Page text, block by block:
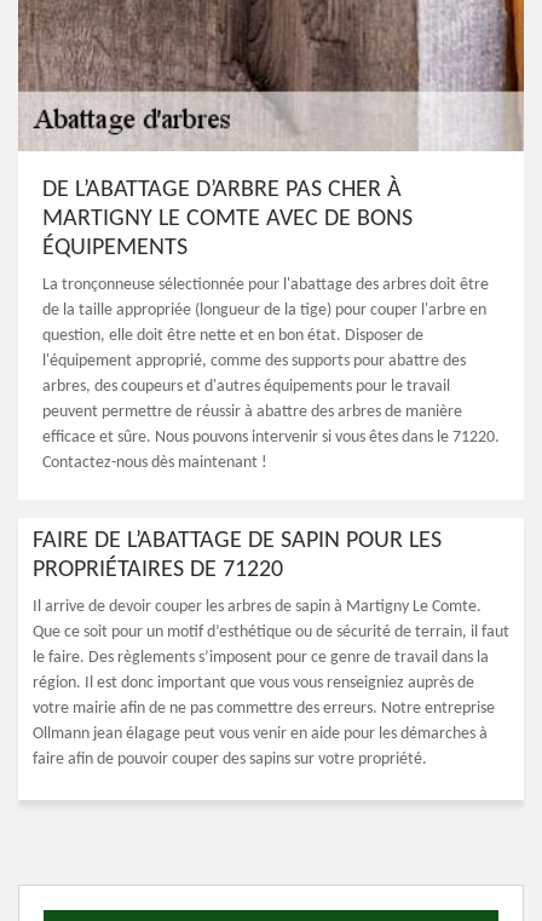
DE L’ABATTAGE D’ARBRE PAS CHER À
MARTIGNY LE COMTE AVEC DE BONS
ÉQUIPEMENTS
La tronçonneuse sélectionnée pour l'abattage des arbres doit être
de la taille appropriée (longueur de la tige) pour couper l'arbre en
question, elle doit être nette et en bon état. Disposer de
l'équipement approprié, comme des supports pour abattre des
arbres, des coupeurs et d'autres équipements pour le travail
peuvent permettre de réussir à abattre des arbres de manière
efficace et sûre. Nous pouvons intervenir si vous êtes dans le 71220.
Contactez-nous dès maintenant !
FAIRE DE L’ABATTAGE DE SAPIN POUR LES
PROPRIÉTAIRES DE 71220
Il arrive de devoir couper les arbres de sapin à Martigny Le Comte.
Que ce soit pour un motif d’esthétique ou de sécurité de terrain, il faut
le faire. Des règlements s’imposent pour ce genre de travail dans la
région. Il est donc important que vous vous renseigniez auprès de
votre mairie afin de ne pas commettre des erreurs. Notre entreprise
Ollmann jean élagage peut vous venir en aide pour les démarches à
faire afin de pouvoir couper des sapins sur votre propriété.